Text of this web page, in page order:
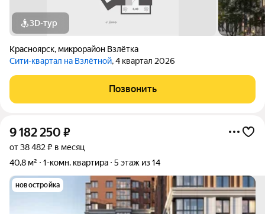
3D-тур
Красноярск, микрорайон Взлётка
Сити-квартал на Взлётной, 4 квартал 2026
Позвонить
9 182 250 ₽
от 38 482 ₽ в месяц
40,8 м²
1-комн. квартира 5 этаж из 14
новостройка